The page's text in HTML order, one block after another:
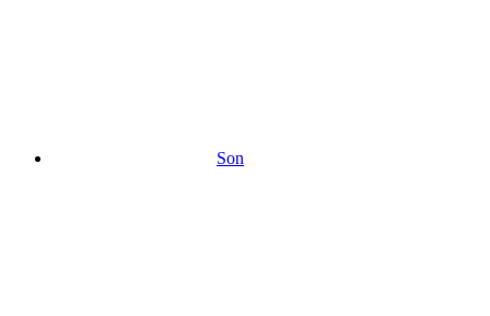
Son